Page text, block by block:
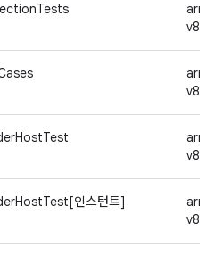
v8a
v8a
v8a
인스턴트]
v8a